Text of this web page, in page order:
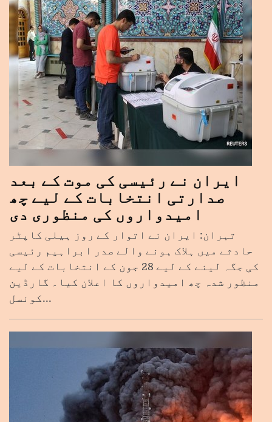
ایران نے رئیسی کی موت کے بعد
صدارتی انتخابات کے لیے چھ
امیدواروں کی منظوری دی
تہران: ایران نے اتوار کے روز ہیلی کاپٹر
حادثے میں ہلاک ہونے والے صدر ابراہیم رئیسی
کی جگہ لینے کے لیے 28 جون کے انتخابات کے لیے
منظور شدہ چھ امیدواروں کا اعلان کیا۔ گارڈین
کونسل...